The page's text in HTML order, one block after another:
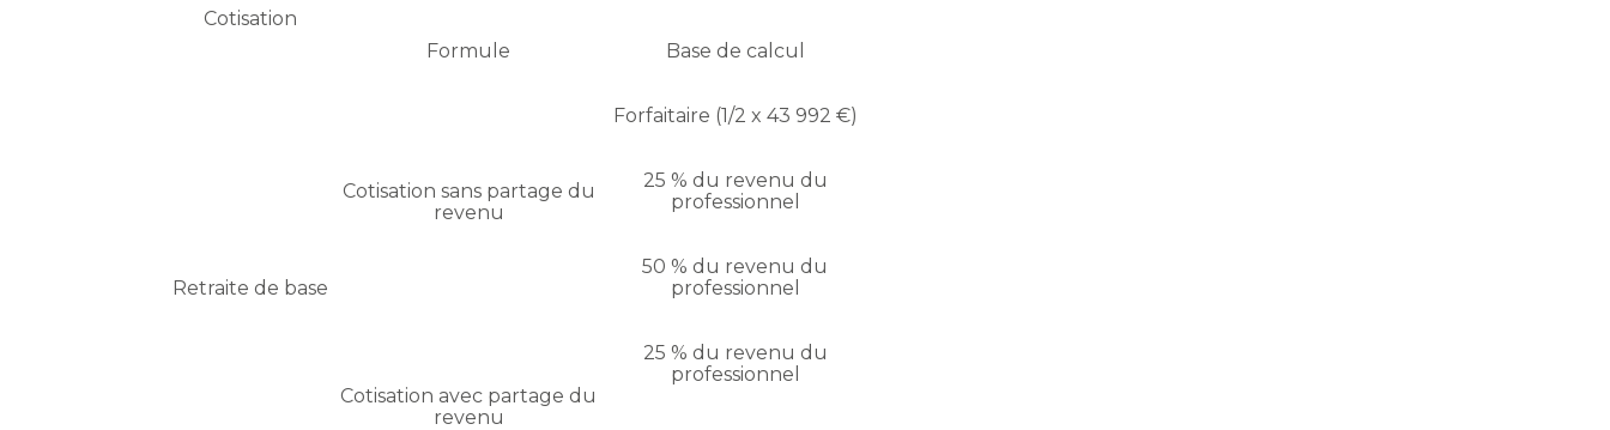
Cotisation
Formule Base de calcul
Retraite de base
Cotisation sans partage du
revenu
Forfaitaire (1/2 x 43 992 €)
25 % du revenu du
professionnel
50 % du revenu du
professionnel
Cotisation avec partage du
revenu
25 % du revenu du
professionnel